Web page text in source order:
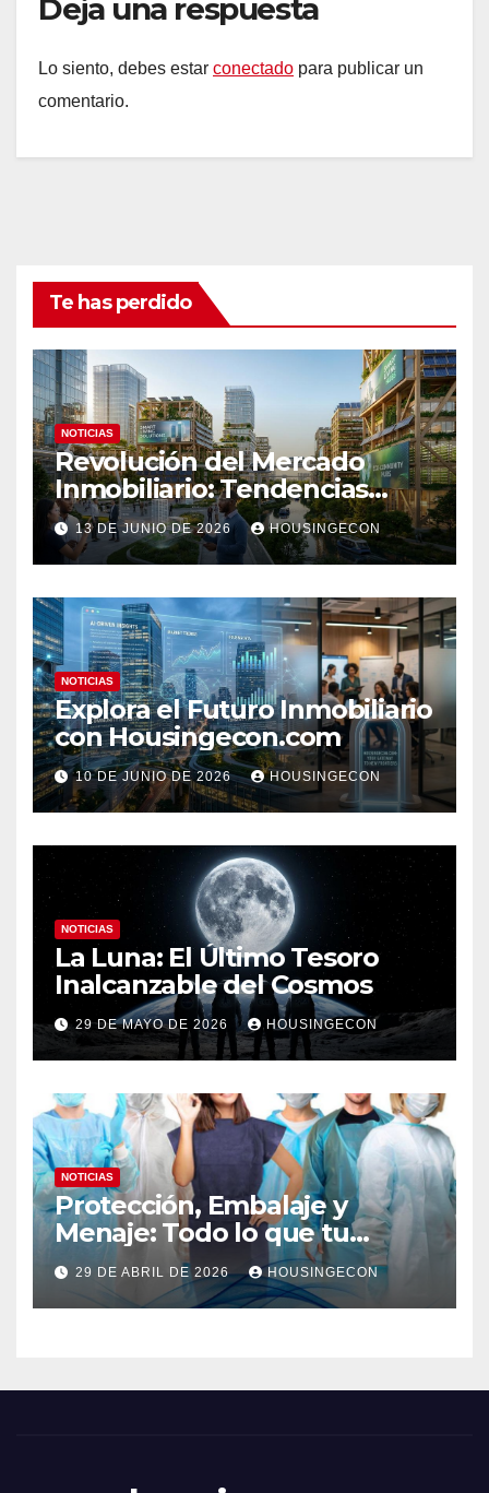
Deja una respuesta
Lo siento, debes estar conectado para publicar un
comentario.
Te has perdido
NOTICIAS
Revolución del Mercado
Inmobiliario: Tendencias
Clave 2023
13 DE JUNIO DE 2026 HOUSINGECON
NOTICIAS
Explora el Futuro Inmobiliario
con Housingecon.com
10 DE JUNIO DE 2026 HOUSINGECON
NOTICIAS
La Luna: El Último Tesoro
Inalcanzable del Cosmos
29 DE MAYO DE 2026 HOUSINGECON
NOTICIAS
Protección, Embalaje y
Menaje: Todo lo que tu
negocio necesita en un solo
lugar
29 DE ABRIL DE 2026 HOUSINGECON